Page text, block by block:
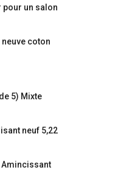
pour un salon
neuve coton
5) Mixte
neuf 5,22
Amincissant